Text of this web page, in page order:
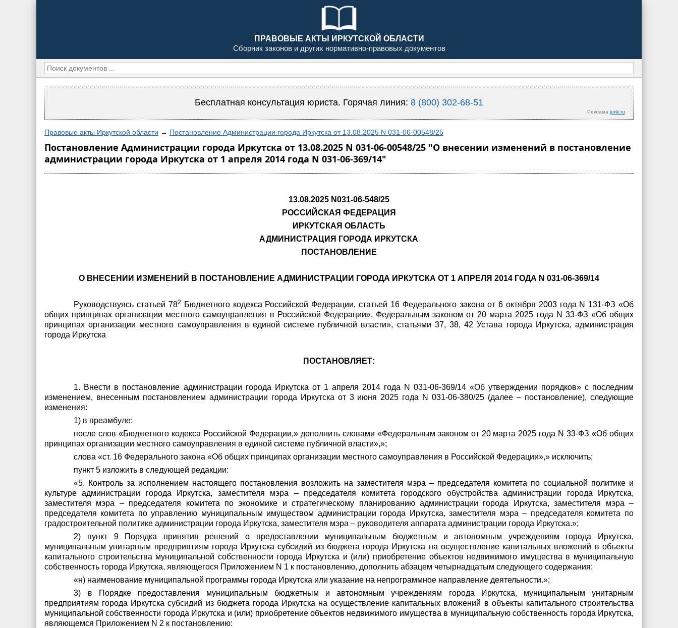
ПРАВОВЫЕ АКТЫ ИРКУТСКОЙ ОБЛАСТИ
Сборник законов и других нормативно-правовых документов
Бесплатная консультация юриста. Горячая линия: 8 (800) 302-68-51
Реклама jurik.ru
Правовые акты Иркутской области → Постановление Администрации города Иркутска от 13.08.2025 N 031-06-00548/25
Постановление Администрации города Иркутска от 13.08.2025 N 031-06-00548/25 "О внесении изменений в постановление
администрации города Иркутска от 1 апреля 2014 года N 031-06-369/14"
13.08.2025 N031-06-548/25
РОССИЙСКАЯ ФЕДЕРАЦИЯ
ИРКУТСКАЯ ОБЛАСТЬ
АДМИНИСТРАЦИЯ ГОРОДА ИРКУТСКА
ПОСТАНОВЛЕНИЕ
О ВНЕСЕНИИ ИЗМЕНЕНИЙ В ПОСТАНОВЛЕНИЕ АДМИНИСТРАЦИИ ГОРОДА ИРКУТСКА ОТ 1 АПРЕЛЯ 2014 ГОДА N 031-06-369/14
Руководствуясь статьей 782
Бюджетного кодекса Российской Федерации, статьей 16 Федерального закона от 6 октября 2003 года N 131-ФЗ «Об
общих принципах организации местного самоуправления в Российской Федерации», Федеральным законом от 20 марта 2025 года N 33-ФЗ «Об общих
принципах организации местного самоуправления в единой системе публичной власти», статьями 37, 38, 42 Устава города Иркутска, администрация
города Иркутска
ПОСТАНОВЛЯЕТ:
1. Внести в постановление администрации города Иркутска от 1 апреля 2014 года N 031-06-369/14 «Об утверждении порядков» с последним
изменением, внесенным постановлением администрации города Иркутска от 3 июня 2025 года N 031-06-380/25 (далее – постановление), следующие
изменения:
1) в преамбуле:
после слов «Бюджетного кодекса Российской Федерации,» дополнить словами «Федеральным законом от 20 марта 2025 года N 33-ФЗ «Об общих
принципах организации местного самоуправления в единой системе публичной власти»,»;
слова «ст. 16 Федерального закона «Об общих принципах организации местного самоуправления в Российской Федерации»,» исключить;
пункт 5 изложить в следующей редакции:
«5. Контроль за исполнением настоящего постановления возложить на заместителя мэра – председателя комитета по социальной политике и
культуре администрации города Иркутска, заместителя мэра – председателя комитета городского обустройства администрации города Иркутска,
заместителя мэра – председателя комитета по экономике и стратегическому планированию администрации города Иркутска, заместителя мэра –
председателя комитета по управлению муниципальным имуществом администрации города Иркутска, заместителя мэра – председателя комитета по
градостроительной политике администрации города Иркутска, заместителя мэра – руководителя аппарата администрации города Иркутска.»;
2) пункт 9 Порядка принятия решений о предоставлении муниципальным бюджетным и автономным учреждениям города Иркутска,
муниципальным унитарным предприятиям города Иркутска субсидий из бюджета города Иркутска на осуществление капитальных вложений в объекты
капитального строительства муниципальной собственности города Иркутска и (или) приобретение объектов недвижимого имущества в муниципальную
собственность города Иркутска, являющегося Приложением N 1 к постановлению, дополнить абзацем четырнадцатым следующего содержания:
«н) наименование муниципальной программы города Иркутска или указание на непрограммное направление деятельности.»;
3) в Порядке предоставления муниципальным бюджетным и автономным учреждениям города Иркутска, муниципальным унитарным
предприятиям города Иркутска субсидий из бюджета города Иркутска на осуществление капитальных вложений в объекты капитального строительства
муниципальной собственности города Иркутска и (или) приобретение объектов недвижимого имущества в муниципальную собственность города Иркутска,
являющемся Приложением N 2 к постановлению: